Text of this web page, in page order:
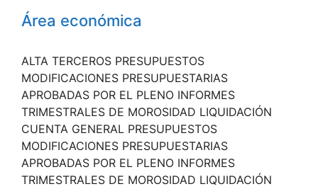
Área económica
ALTA TERCEROS PRESUPUESTOS
MODIFICACIONES PRESUPUESTARIAS
APROBADAS POR EL PLENO INFORMES
TRIMESTRALES DE MOROSIDAD LIQUIDACIÓN
CUENTA GENERAL PRESUPUESTOS
MODIFICACIONES PRESUPUESTARIAS
APROBADAS POR EL PLENO INFORMES
TRIMESTRALES DE MOROSIDAD LIQUIDACIÓN